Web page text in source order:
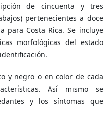
de cincuenta y tres
pertenecientes a doce
para Costa Rica. Se incluye
morfológicas del estado
y negro o en color de cada
Así mismo se
y los síntomas que